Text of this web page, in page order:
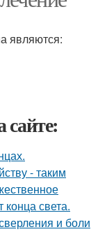
являются:
сайте:
- таким
конца света.
и боли